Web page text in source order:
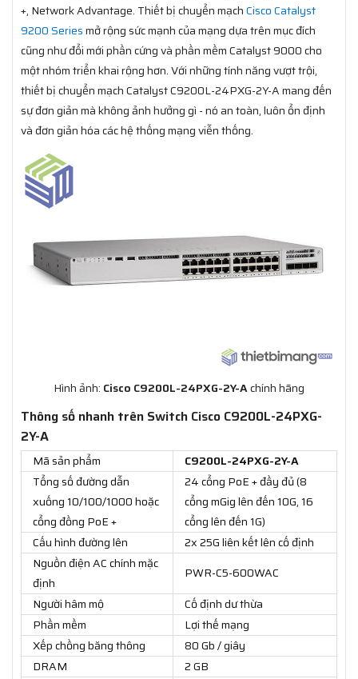
+, Network Advantage. Thiết bị chuyển mạchCisco Catalyst
9200 Seriesmở rộng sức mạnh của mạng dựa trên mục đích
cũng như đổi mới phần cứng và phần mềm Catalyst 9000 cho
một nhóm triển khai rộng hơn. Với những tính năng vượt trội,
thiết bị chuyển mạch Catalyst C9200L-24PXG-2Y-A mang đến
sự đơn giản mà không ảnh hưởng gì - nó an toàn, luôn ổn định
và đơn giản hóa các hệ thống mạng viễn thống.
Hình ảnh: Cisco C9200L-24PXG-2Y-Achính hãng
Thông số nhanh trên Switch Cisco C9200L-24PXG-
2Y-A
Mã sản phẩm
C9200L-24PXG-2Y-A
Tổng số đường dẫn
xuống 10/100/1000 hoặc
cổng đồng PoE +
24 cổng PoE + đầy đủ (8
cổng mGig lên đến 10G, 16
cổng lên đến 1G)
Cấu hình đường lên
2x 25G liên kết lên cố định
Nguồn điện AC chính mặc
định
PWR-C5-600WAC
Người hâm mộ
Cố định dư thừa
Phần mềm
Lợi thế mạng
Xếp chồng băng thông
80 Gb / giây
DRAM
2 GB